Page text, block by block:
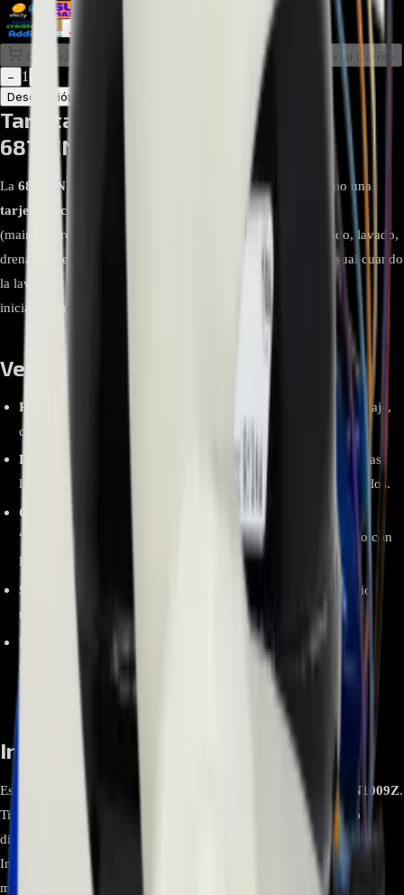
Comprar en línea Comprar y Recoger
Añadir al Carrito
−
1
Descripción
Tarjeta Display de lavadora LG
6871EN1009Z (PCB Assembly)
La 6871EN1009Z
se identifica en listados de repuestos como una
tarjeta electrónica para lavadoras LG
. Este tipo de placa
(main/control) gestiona funciones esenciales del ciclo: llenado, lavado,
drenaje y centrifugado; su sustitución es el procedimiento usual cuando
la lavadora no enciende, presenta errores recurrentes o no
inicia/termina ciclos por fallo de control.
Ventajas y beneficios
Recupera funciones críticas
del equipo (llenado, lavado, drenaje,
centrifugado) cuando la avería reside en la placa de control.
Diagnóstico más claro
: al reemplazar la PCB se descartan fallas
lógicas/firmware que impiden el arranque o completado de ciclos.
Compatibilidad verificable
por códigos: cotejo del sticker
“6871EN1009Z” y número de PCB
EAX/EBR
impreso, junto con
la etiqueta del modelo.
Sustitución estandarizada
: procedimiento habitual de servicio
técnico para placas principales/display en lavadoras LG.
Reducción de tiempos de inactividad
frente a reparaciones
complejas a nivel de componente cuando no se cuenta con
diagrama/partes.
Información relevante
Especificación Detalle Marca LG Modelo / N.º de parte 6871EN1009Z.
Tipo Tarjeta electrónica (PCB) de lavadora: control principal y/o
display según versión; confirmar rol por serigrafía y conectores.
Instalación Por técnico calificado. Desconectar equipo de red/agua;
manipulación antiestática; verificar conectores y firmware si aplica.